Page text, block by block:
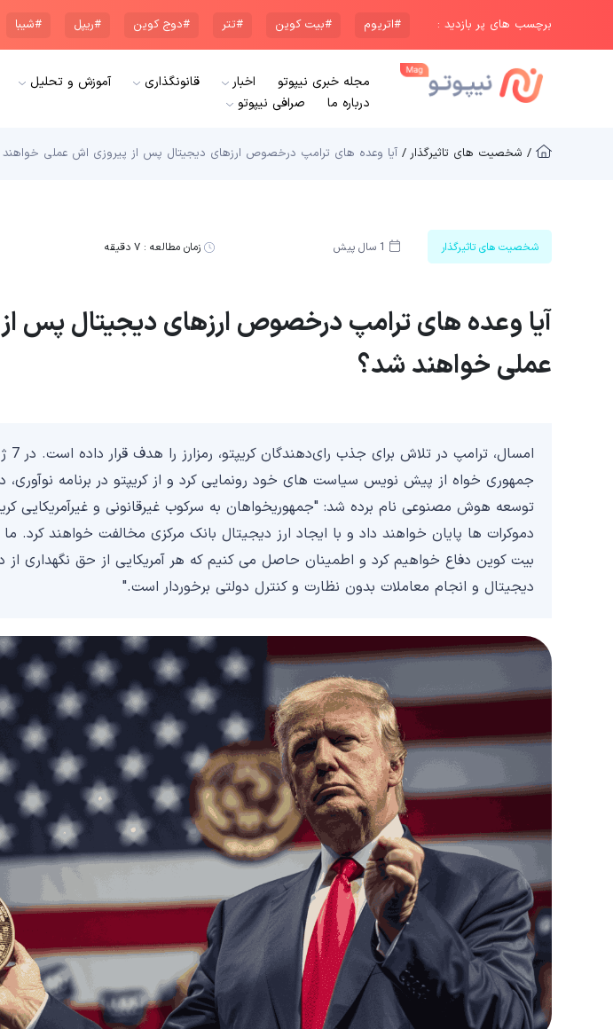
برچسب های پر بازدید : #اتریوم #بیت کوین #تتر #دوج کوین #ریپل #شیبا
مجله خبری نیپوتو اخبار قانونگذاری آموزش و تحلیل
درباره ما
صرافی نیپوتو
/ شخصیت های تاثیرگذار / آیا وعده های ترامپ درخصوص ارزهای دیجیتال پس از پیروزی اش عملی
شخصیت های تاثیرگذار 1 سال پیش زمان مطالعه :۷ دقیقه
آیا وعده های ترامپ درخصوص ارزهای دیجیتال پس
عملی خواهند شد؟
جمهوری خواه از پیش نویس سیاست های خود رونمایی کرد و از کریپتو در برنامه نوآوری،
توسعه هوش مصنوعی نام برده شد: "جمهوریخواهان به سرکوب غیرقانونی و غیرآمریکایی
دموکرات ها پایان خواهند داد و با ایجاد ارز دیجیتال بانک مرکزی مخالفت خواهند کرد.
بیت کوین دفاع خواهیم کرد و اطمینان حاصل می کنیم که هر آمریکایی از حق نگهداری از
دیجیتال و انجام معاملات بدون نظارت و کنترل دولتی برخوردار است."